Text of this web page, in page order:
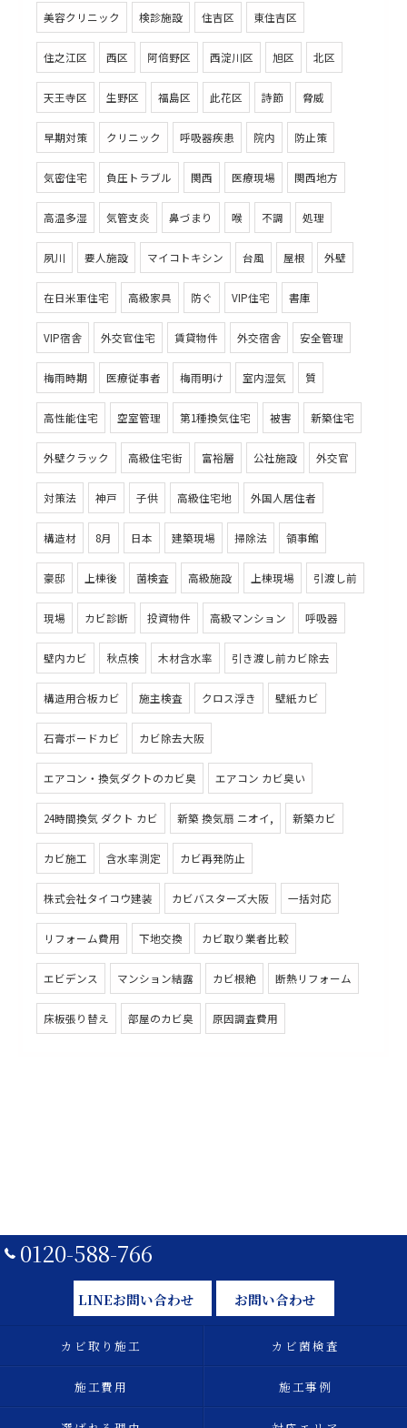
美容クリニック 検診施設 住吉区 東住吉区
住之江区 西区 阿倍野区 西淀川区 旭区 北区
天王寺区 生野区 福島区 此花区 詩節 脅威
早期対策 クリニック 呼吸器疾患 院内 防止策
気密住宅 負圧トラブル 関西 医療現場 関西地方
高温多湿 気管支炎 鼻づまり 喉 不調 処理
夙川 要人施設 マイコトキシン 台風 屋根 外壁
在日米軍住宅 高級家具 防ぐ VIP住宅 書庫
VIP宿舎 外交官住宅 賃貸物件 外交宿舎 安全管理
梅雨時期 医療従事者 梅雨明け 室内湿気 質
高性能住宅 空室管理 第1種換気住宅 被害 新築住宅
外壁クラック 高級住宅街 富裕層 公社施設 外交官
対策法 神戸 子供 高級住宅地 外国人居住者
構造材 8月 日本 建築現場 掃除法 領事館
豪邸 上棟後 菌検査 高級施設 上棟現場 引渡し前
現場 カビ診断 投資物件 高級マンション 呼吸器
壁内カビ 秋点検 木材含水率 引き渡し前カビ除去
構造用合板カビ 施主検査 クロス浮き 壁紙カビ
石膏ボードカビ カビ除去大阪
エアコン・換気ダクトのカビ臭 エアコン カビ臭い
24時間換気 ダクト カビ 新築 換気扇 ニオイ, 新築カビ
カビ施工 含水率測定 カビ再発防止
株式会社タイコウ建装 カビバスターズ大阪 一括対応
リフォーム費用 下地交換 カビ取り業者比較
エビデンス マンション結露 カビ根絶 断熱リフォーム
床板張り替え 部屋のカビ臭 原因調査費用
0120-588-766
LINEお問い合わせ お問い合わせ
カビ取り施工 カビ菌検査
施工費用 施工事例